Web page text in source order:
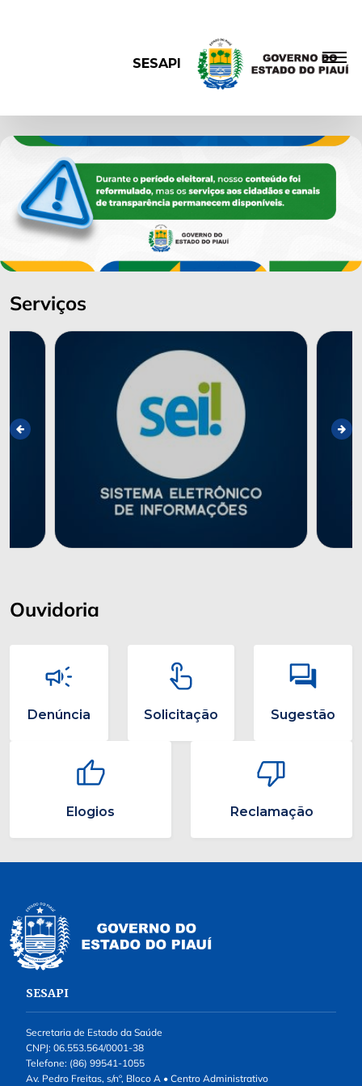
SESAPI
Serviços
Ouvidoria
Denúncia Solicitação Sugestão
Elogios Reclamação
SESAPI
Secretaria de Estado da Saúde
CNPJ: 06.553.564/0001-38
Telefone: (86) 99541-1055
Av. Pedro Freitas, s/nº, Bloco A • Centro Administrativo